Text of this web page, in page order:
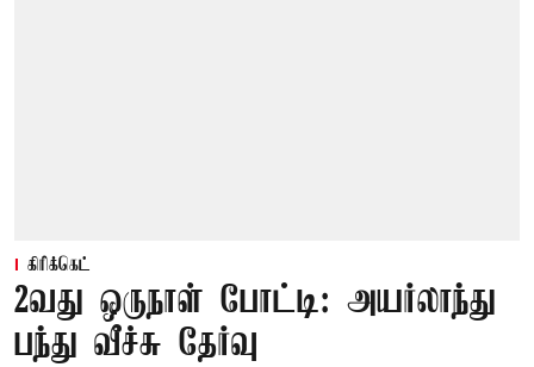
கிரிக்கெட்
2வது ஒருநாள் போட்டி: அயர்லாந்து
பந்து வீச்சு தேர்வு